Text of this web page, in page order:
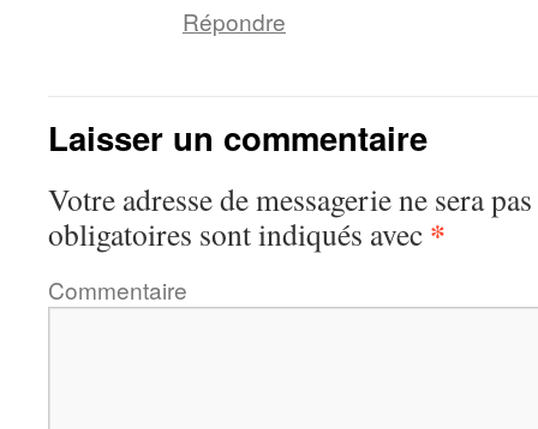
Répondre
Laisser un commentaire
Votre adresse de messagerie ne sera
obligatoires sont indiqués avec *
Commentaire